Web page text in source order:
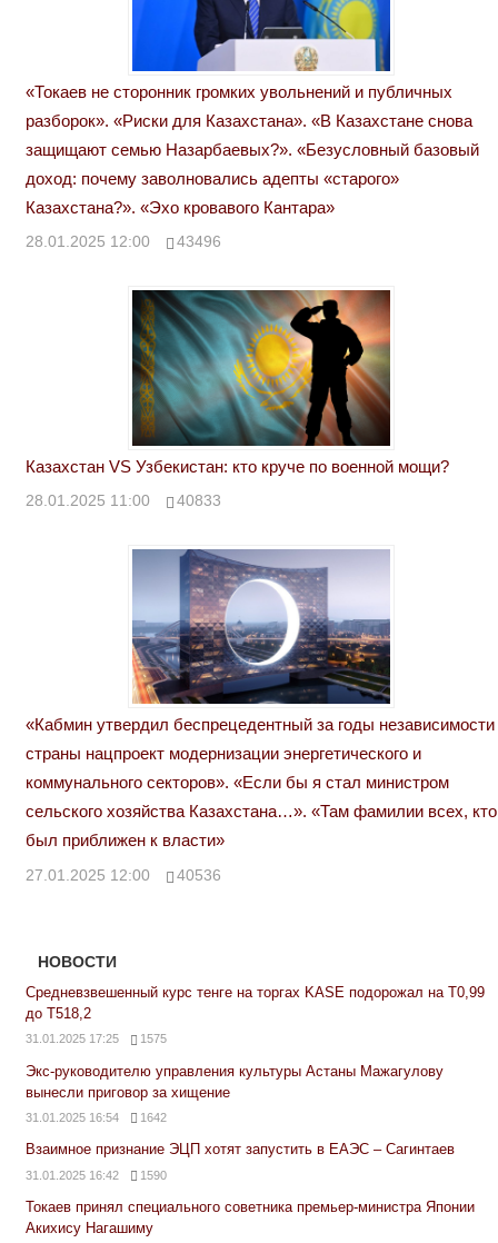
«Токаев не сторонник громких увольнений и публичных
разборок». «Риски для Казахстана». «В Казахстане снова
защищают семью Назарбаевых?». «Безусловный базовый
доход: почему заволновались адепты «старого»
Казахстана?». «Эхо кровавого Кантара»
28.01.2025 12:00 43496
Казахстан VS Узбекистан: кто круче по военной мощи?
28.01.2025 11:00 40833
«Кабмин утвердил беспрецедентный за годы независимости
страны нацпроект модернизации энергетического и
коммунального секторов». «Если бы я стал министром
сельского хозяйства Казахстана…». «Там фамилии всех, кто
был приближен к власти»
27.01.2025 12:00 40536
НОВОСТИ
Средневзвешенный курс тенге на торгах KASE подорожал на Т0,99
до Т518,2
31.01.2025 17:25 1575
Экс-руководителю управления культуры Астаны Мажагулову
вынесли приговор за хищение
31.01.2025 16:54 1642
Взаимное признание ЭЦП хотят запустить в ЕАЭС – Сагинтаев
31.01.2025 16:42 1590
Токаев принял специального советника премьер-министра Японии
Акихису Нагашиму